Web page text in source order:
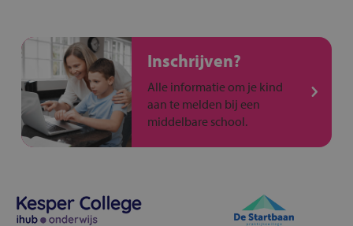
Inschrijven?
Alle informatie om je kind
aan te melden bij een
middelbare school.